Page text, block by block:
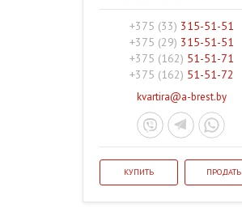
+375 (33) 315-51-51
+375 (29) 315-51-51
+375 (162) 51-51-71
+375 (162) 51-51-72
kvartira@a-brest.by
КУПИТЬ ПРОДАТЬ